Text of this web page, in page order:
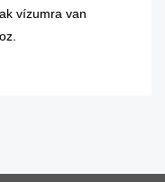
vízumra van